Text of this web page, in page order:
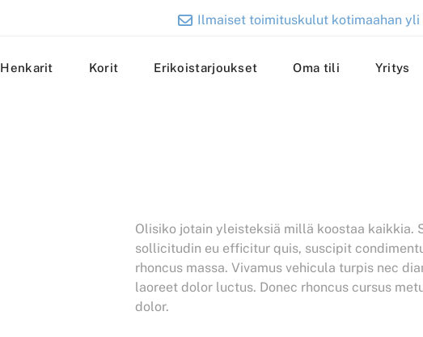
Ilmaiset toimituskulut kotimaahan yli
Henkarit Korit Erikoistarjoukset Oma tili Yritys
Olisiko jotain yleisteksiä millä koostaa kaikkia.
sollicitudin eu efficitur quis, suscipit
rhoncus massa. Vivamus vehicula turpis nec
laoreet dolor luctus. Donec rhoncus cursus
dolor.